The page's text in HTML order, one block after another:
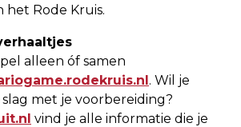
het Rode Kruis.
alleen óf samen
. Wil je
met je voorbereiding?
vind je alle informatie die je